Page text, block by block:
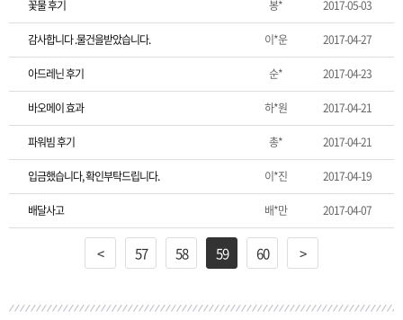
꽃물 후기 봉* 2017-05-03
감사합니다 .물건을받았습니다. 이*운 2017-04-27
아드레닌 후기 순* 2017-04-23
바오메이 효과 하*원 2017-04-21
파워빔 후기 총* 2017-04-21
입금했습니다, 확인부탁드립니다. 이*진 2017-04-19
배달사고 배*만 2017-04-07
< 57 58 59 60 >